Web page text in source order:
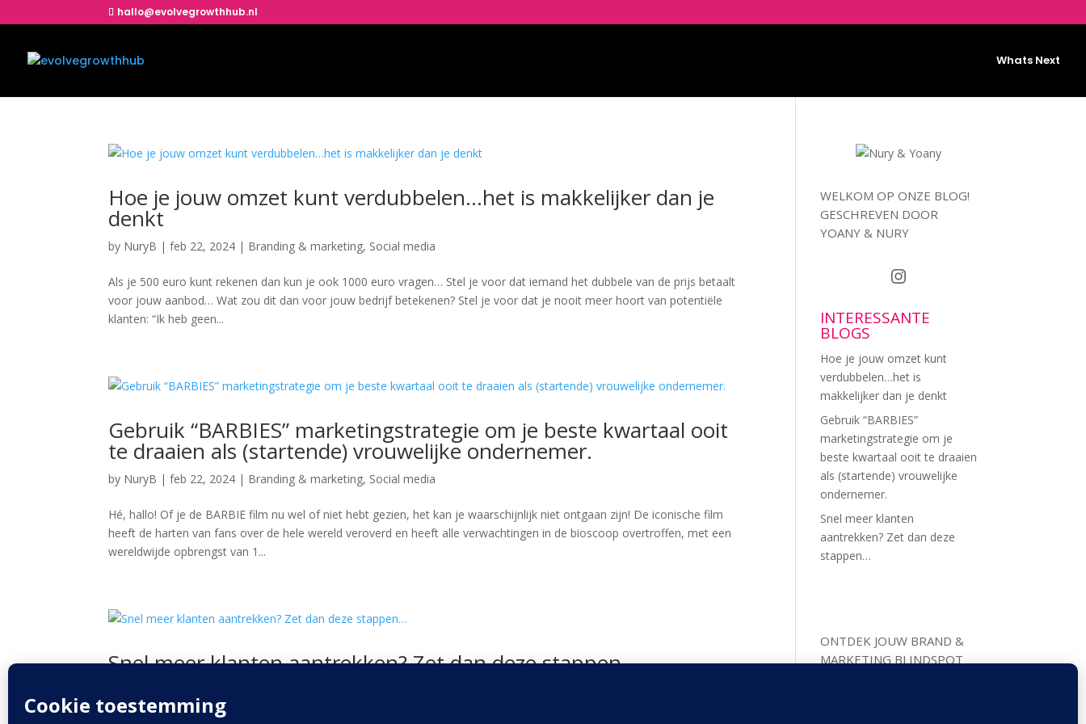
hallo@evolvegrowthhub.nl
Whats Next
Hoe je jouw omzet kunt verdubbelen…het is makkelijker dan je
denkt
by NuryB |feb 22, 2024 | Branding & marketing, Social media
Als je 500 euro kunt rekenen dan kun je ook 1000 euro vragen… Stel je voor dat iemand het dubbele van de prijs betaalt
voor jouw aanbod… Wat zou dit dan voor jouw bedrijf betekenen? Stel je voor dat je nooit meer hoort van potentiële
klanten: “Ik heb geen...
Gebruik “BARBIES” marketingstrategie om je beste kwartaal ooit
te draaien als (startende) vrouwelijke ondernemer.
by NuryB |feb 22, 2024 | Branding & marketing, Social media
Hé, hallo! Of je de BARBIE film nu wel of niet hebt gezien, het kan je waarschijnlijk niet ontgaan zijn! De iconische film
heeft de harten van fans over de hele wereld veroverd en heeft alle verwachtingen in de bioscoop overtroffen, met een
wereldwijde opbrengst van 1...
Snel meer klanten aantrekken? Zet dan deze stappen…
WELKOM OP ONZE BLOG!
GESCHREVEN DOOR
YOANY & NURY
Instagram
INTERESSANTE
BLOGS
Hoe je jouw omzet kunt
verdubbelen…het is
makkelijker dan je denkt
Gebruik “BARBIES”
marketingstrategie om je
beste kwartaal ooit te draaien
als (startende) vrouwelijke
ondernemer.
Snel meer klanten
aantrekken? Zet dan deze
stappen…
ONTDEK JOUW BRAND &
MARKETING BLINDSPOT